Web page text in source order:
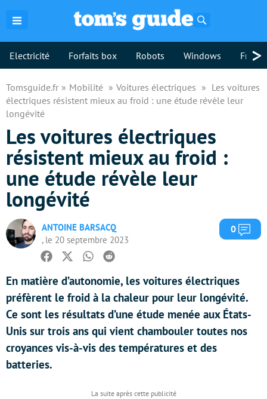
Electricité Forfaits box Robots Windows >
Tomsguide.fr Mobilité Voitures électriques
Les voitures
électriques résistent mieux au froid : une étude révèle leur
longévité
Les voitures électriques
résistent mieux au froid :
une étude révèle leur
longévité
ANTOINE BARSACQ
, le 20 septembre 2023
0
Facebook
TwitterWhatsapp
Reddit
En matière d’autonomie, les voitures électriques
préfèrent le froid à la chaleur pour leur longévité.
Ce sont les résultats d’une étude menée aux États-
Unis sur trois ans qui vient chambouler toutes nos
croyances vis-à-vis des températures et des
batteries.